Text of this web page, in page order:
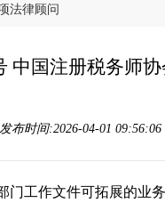
法律顾问
中国注册税务师
布时间:2026-04-01
门工作文件可拓展的业